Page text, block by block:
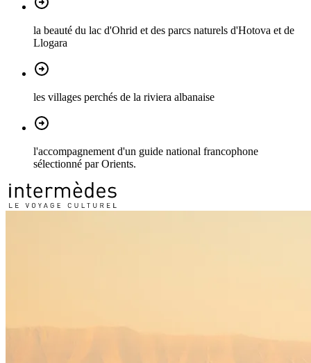
la beauté du lac d'Ohrid et des parcs naturels d'Hotova et de
Llogara
les villages perchés de la riviera albanaise
l'accompagnement d'un guide national francophone
sélectionné par Orients.